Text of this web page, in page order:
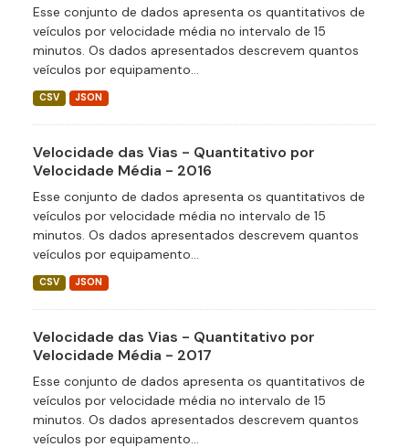
Esse conjunto de dados apresenta os quantitativos de
veículos por velocidade média no intervalo de 15
minutos. Os dados apresentados descrevem quantos
veículos por equipamento...
CSV JSON
Velocidade das Vias - Quantitativo por
Velocidade Média - 2016
Esse conjunto de dados apresenta os quantitativos de
veículos por velocidade média no intervalo de 15
minutos. Os dados apresentados descrevem quantos
veículos por equipamento...
CSV JSON
Velocidade das Vias - Quantitativo por
Velocidade Média - 2017
Esse conjunto de dados apresenta os quantitativos de
veículos por velocidade média no intervalo de 15
minutos. Os dados apresentados descrevem quantos
veículos por equipamento...